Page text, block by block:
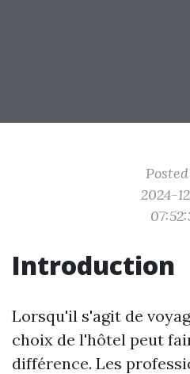
2024-
Introduction
Lorsqu'il s'agit de
choix de l'hôtel peut
différence. Les